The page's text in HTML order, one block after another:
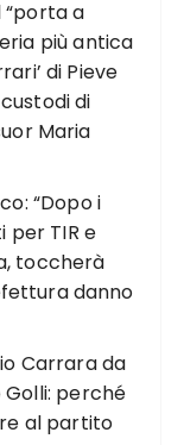
“porta a
più antica
di Pieve
di
Maria
“Dopo i
per TIR e
toccherà
danno
Carrara da
Golli: perché
al partito